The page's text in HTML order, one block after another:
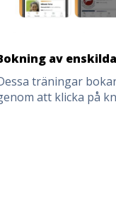
av
träningar
att klicka på